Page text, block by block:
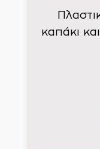
καπάκι